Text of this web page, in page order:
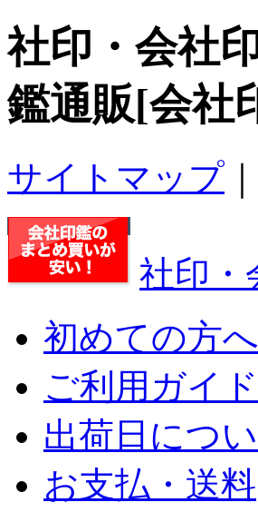
社印・会社
鑑通販[会社
サイトマップ
社印・
初めての方へ
ご利用ガイド
出荷日につ
お支払・送料